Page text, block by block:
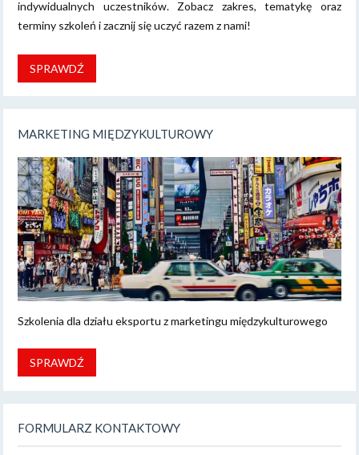
indywidualnych uczestników. Zobacz zakres, tematykę oraz
terminy szkoleń i zacznij się uczyć razem z nami!
SPRAWDŹ
MARKETING MIĘDZYKULTUROWY
Szkolenia dla działu eksportu z marketingu międzykulturowego
SPRAWDŹ
FORMULARZ KONTAKTOWY